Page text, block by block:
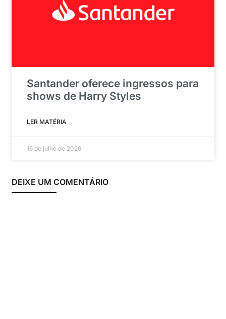
Santander oferece ingressos para
shows de Harry Styles
LER MATÉRIA
16 de julho de 2026
DEIXE UM COMENTÁRIO